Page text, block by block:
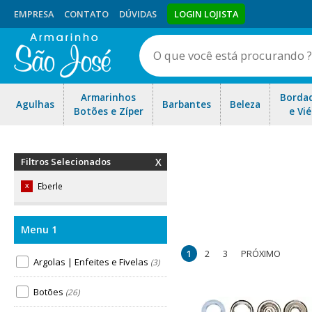
EMPRESA CONTATO DÚVIDAS LOGIN LOJISTA
Agulhas
Armarinhos
Botões e Zíper
Barbantes Beleza
e
Filtros Selecionados
Eberle
X
Argolas | Enfeites e Fivelas (3)
Botões (26)
melhores produtos
1 2 3 PRÓXIMO